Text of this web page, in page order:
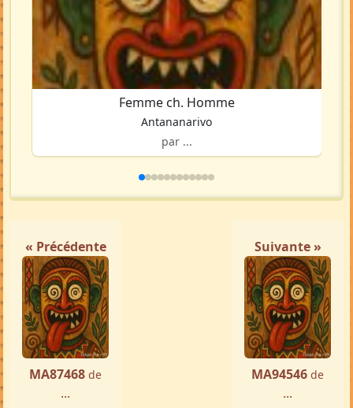
Femme ch. Homme
Antananarivo
par ...
« Précédente
MA87468 de
...
Suivante »
MA94546 de
...